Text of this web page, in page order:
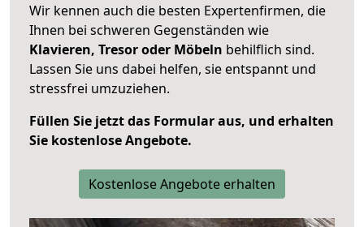
Wir kennen auch die besten Expertenfirmen, die
Ihnen bei schweren Gegenständen wie
Klavieren, Tresor oder Möbeln behilflich sind.
Lassen Sie uns dabei helfen, sie entspannt und
stressfrei umzuziehen.
Füllen Sie jetzt das Formular aus, und erhalten
Sie kostenlose Angebote.
Kostenlose Angebote erhalten